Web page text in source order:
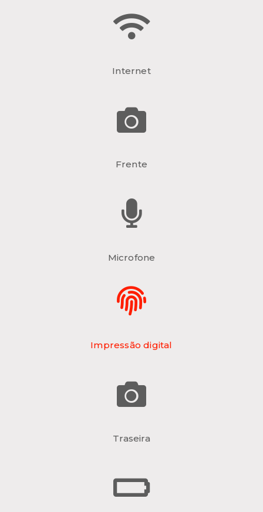
Internet
Frente
Microfone
Impressão digital
Traseira